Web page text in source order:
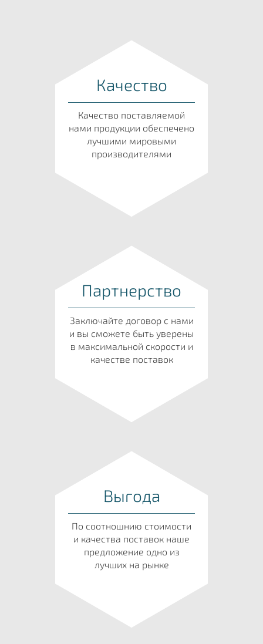
Качество
Качество поставляемой
нами продукции обеспечено
лучшими мировыми
производителями
Партнерство
Заключайте договор с нами
и вы сможете быть уверены
в максимальной скорости и
качестве поставок
Выгода
По соотношнию стоимости
и качества поставок наше
предложение одно из
лучших на рынке